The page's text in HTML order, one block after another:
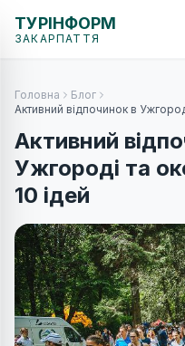
ТУРІНФОРМ
ЗАКАРПАТТЯ
Головна
Блог
Активний відпочинок в
Активний
Ужгороді та
10 ідей